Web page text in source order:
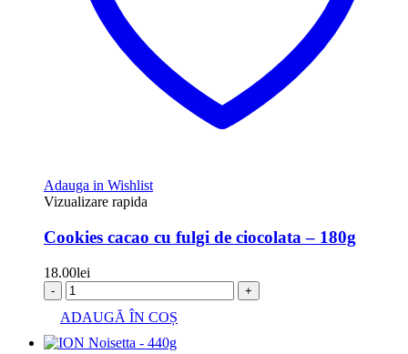
Adauga in Wishlist
Vizualizare rapida
Cookies cacao cu fulgi de ciocolata – 180g
18.00lei
- +
ADAUGĂ ÎN COȘ